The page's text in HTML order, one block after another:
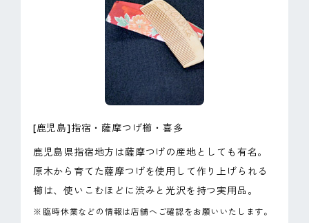
[鹿児島]指宿・薩摩つげ櫛・喜多
鹿児島県指宿地方は薩摩つげの産地としても有名。
原木から育てた薩摩つげを使用して作り上げられる
櫛は、使いこむほどに渋みと光沢を持つ実用品。
※ 臨時休業などの情報は店舗へご確認をお願いいたします。